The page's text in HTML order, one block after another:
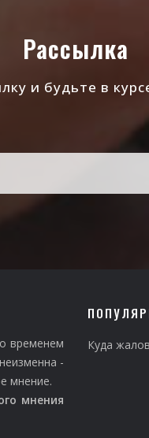
Рассылка
и будьте в
временем
-
мнение.
мнения
Куда